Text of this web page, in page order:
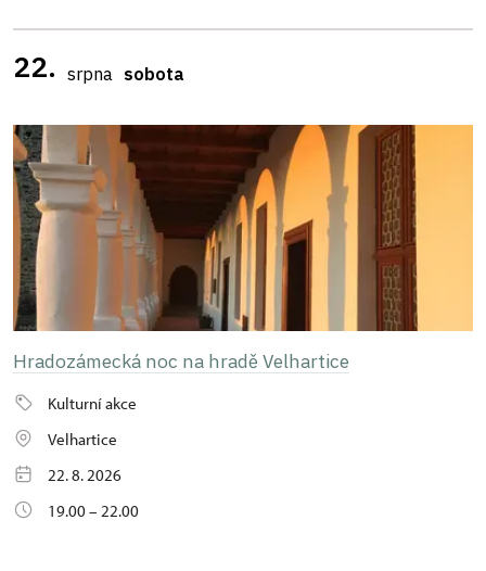
22. srpna sobota
Hradozámecká noc na hradě Velhartice
Kulturní akce
Velhartice
22. 8. 2026
19.00 – 22.00